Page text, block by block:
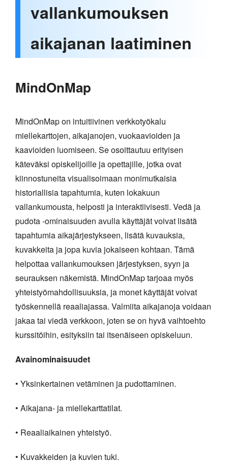
vallankumouksen
aikajanan laatiminen
MindOnMap
MindOnMap on intuitiivinen verkkotyökalu
miellekarttojen, aikajanojen, vuokaavioiden ja
kaavioiden luomiseen. Se osoittautuu erityisen
käteväksi opiskelijoille ja opettajille, jotka ovat
kiinnostuneita visualisoimaan monimutkaisia
historiallisia tapahtumia, kuten lokakuun
vallankumousta, helposti ja interaktiivisesti. Vedä ja
pudota -ominaisuuden avulla käyttäjät voivat lisätä
tapahtumia aikajärjestykseen, lisätä kuvauksia,
kuvakkeita ja jopa kuvia jokaiseen kohtaan. Tämä
helpottaa vallankumouksen järjestyksen, syyn ja
seurauksen näkemistä. MindOnMap tarjoaa myös
yhteistyömahdollisuuksia, ja monet käyttäjät voivat
työskennellä reaaliajassa. Valmiita aikajanoja voidaan
jakaa tai viedä verkkoon, joten se on hyvä vaihtoehto
kurssitöihin, esityksiin tai itsenäiseen opiskeluun.
Avainominaisuudet
• Yksinkertainen vetäminen ja pudottaminen.
• Aikajana- ja miellekarttatilat.
• Reaaliaikainen yhteistyö.
• Kuvakkeiden ja kuvien tuki.